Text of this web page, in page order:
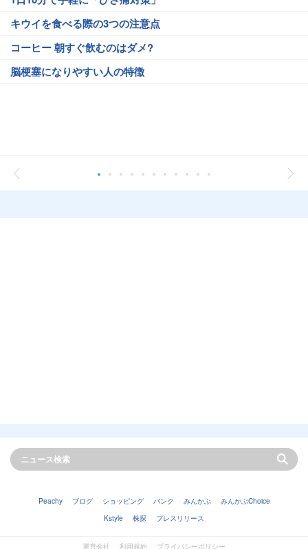
キウイを食べる際の3つの注意点
コーヒー 朝すぐ飲むのはダメ?
脳梗塞になりやすい人の特徴
Peachy ブログ ショッピング バンク みんかぶ
みんかぶChoice
Kstyle
株探 プレスリリース
運営会社 利用規約 プライバシーポリシー